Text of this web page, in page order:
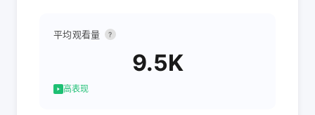
平均观看量 ?
9.5K
高表现